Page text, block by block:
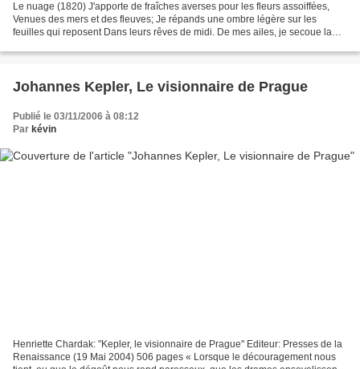
Le nuage (1820) J'apporte de fraîches averses pour les fleurs assoiffées,
Venues des mers et des fleuves; Je répands une ombre légère sur les
feuilles qui reposent Dans leurs rêves de midi. De mes ailes, je secoue la
Johannes Kepler, Le visionnaire de Prague
Publié le 03/11/2006 à 08:12
Par kévin
Henriette Chardak: "Kepler, le visionnaire de Prague" Editeur: Presses de la
Renaissance (19 Mai 2004) 506 pages « Lorsque le découragement nous